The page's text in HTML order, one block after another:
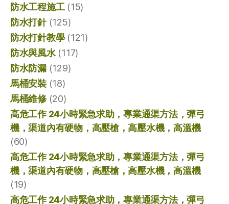
防水工程施工(15)
防水打針(125)
防水打針教學(121)
防水與風水(117)
防水防漏(129)
馬桶安裝(18)
馬桶維修(20)
高危工作 24小時緊急求助，專業通渠方法，彈弓
機，渠道內有硬物，高壓槍，高壓水機，高溫機
(60)
高危工作 24小時緊急求助，專業通渠方法，彈弓
機，渠道內有硬物，高壓槍，高壓水機，高溫機
(19)
高危工作 24小時緊急求助，專業通渠方法，彈弓